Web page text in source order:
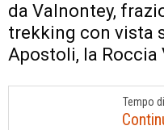
da Valnontey,
trekking con vista
Apostoli, la Roccia
Tempo